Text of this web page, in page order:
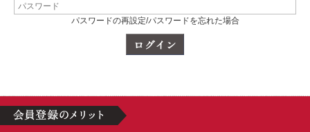
パスワードの再設定/パスワードを忘れた場合